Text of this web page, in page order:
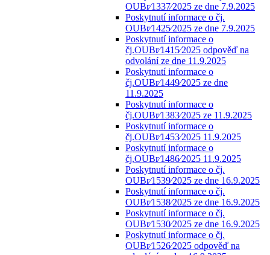
OUBr⁄1337⁄2025 ze dne 7.9.2025
Poskytnutí informace o čj.
OUBr⁄1425⁄2025 ze dne 7.9.2025
Poskytnutí informace o
čj.OUBr⁄1415⁄2025 odpověď na
odvolání ze dne 11.9.2025
Poskytnutí informace o
čj.OUBr⁄1449⁄2025 ze dne
11.9.2025
Poskytnutí informace o
čj.OUBr⁄1383⁄2025 ze 11.9.2025
Poskytnutí informace o
čj.OUBr⁄1453⁄2025 11.9.2025
Poskytnutí informace o
čj.OUBr⁄1486⁄2025 11.9.2025
Poskytnutí informace o čj.
OUBr⁄1539⁄2025 ze dne 16.9.2025
Poskytnutí informace o čj.
OUBr⁄1538⁄2025 ze dne 16.9.2025
Poskytnutí informace o čj.
OUBr⁄1530⁄2025 ze dne 16.9.2025
Poskytnutí informace o čj.
OUBr⁄1526⁄2025 odpověď na